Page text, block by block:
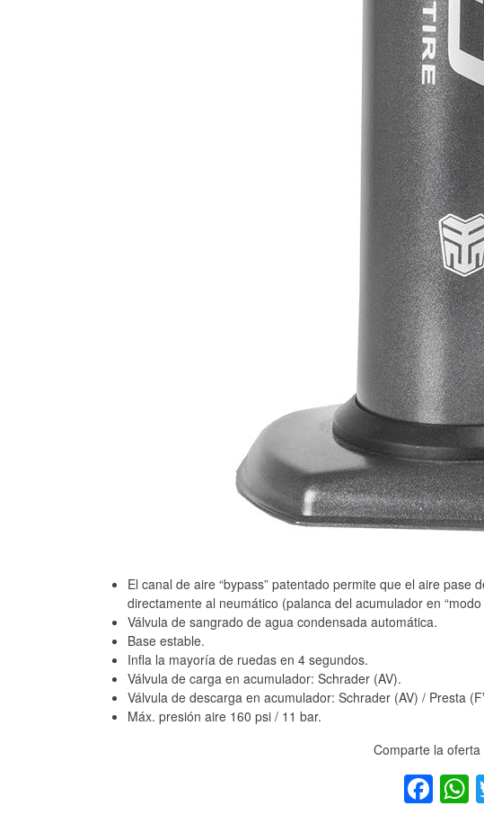
El canal de aire “bypass” patentado permite que el aire
directamente al neumático (palanca del acumulador en “modo
Válvula de sangrado de agua condensada automática.
Base estable.
Infla la mayoría de ruedas en 4 segundos.
Válvula de carga en acumulador: Schrader (AV).
Válvula de descarga en acumulador: Schrader (AV) / Presta
Máx. presión aire 160 psi / 11 bar.
Comparte la